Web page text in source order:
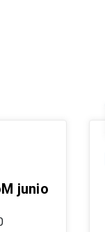
junio